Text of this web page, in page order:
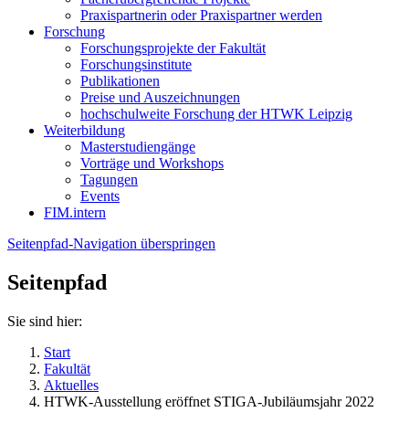
Praxispartnerin oder Praxispartner werden
Forschung
Forschungsprojekte der Fakultät
Forschungsinstitute
Publikationen
Preise und Auszeichnungen
hochschulweite Forschung der HTWK Leipzig
Weiterbildung
Masterstudiengänge
Vorträge und Workshops
Tagungen
Events
FIM.intern
Seitenpfad-Navigation überspringen
Seitenpfad
Sie sind hier:
Start
Fakultät
Aktuelles
HTWK-Ausstellung eröffnet STIGA-Jubiläumsjahr 2022